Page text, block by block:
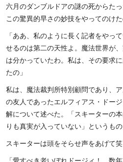
六月のダンブルドアの謎の死からた
この驚異的早さの妙技をやってのけた
「ああ、私のように長く記者をやっ
せるのは第二の天性よ。魔法世界が
は分かっていたわ。私は、その要求
たの」
私は、魔法裁判所特別顧問であり、
の友人であったエルフィアス・ドー
解について述べた。「スキーターの
りも真実が入っていない」というもの
スキーターは頭をそらせ声をあげて笑
「愛すべき老いぼれドージィ！ 数